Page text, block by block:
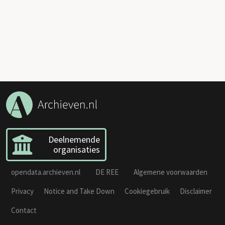
Deelnemende
organisaties
opendata.archieven.nl DE REE
Algemene voorwaarden
Privacy
Notice and Take Down Cookiegebruik
Disclaimer
Contact